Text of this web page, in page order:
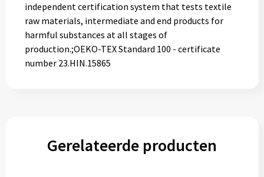
independent certification system that tests textile
raw materials, intermediate and end products for
harmful substances at all stages of
production.;OEKO-TEX Standard 100 - certificate
number 23.HIN.15865
Gerelateerde producten